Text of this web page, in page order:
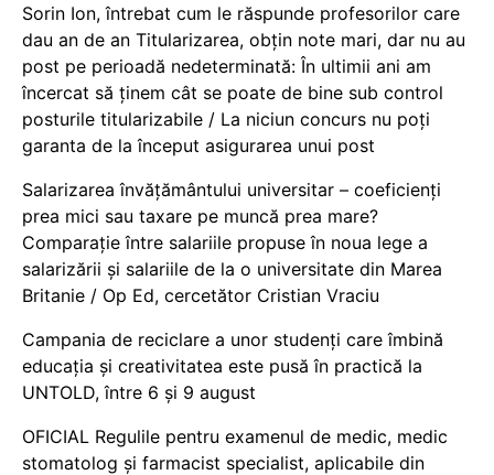
Sorin Ion, întrebat cum le răspunde profesorilor care
dau an de an Titularizarea, obțin note mari, dar nu au
post pe perioadă nedeterminată: În ultimii ani am
încercat să ținem cât se poate de bine sub control
posturile titularizabile / La niciun concurs nu poți
garanta de la început asigurarea unui post
Salarizarea învățământului universitar – coeficienți
prea mici sau taxare pe muncă prea mare?
Comparație între salariile propuse în noua lege a
salarizării și salariile de la o universitate din Marea
Britanie / Op Ed, cercetător Cristian Vraciu
Campania de reciclare a unor studenți care îmbină
educația și creativitatea este pusă în practică la
UNTOLD, între 6 și 9 august
OFICIAL Regulile pentru examenul de medic, medic
stomatolog și farmacist specialist, aplicabile din